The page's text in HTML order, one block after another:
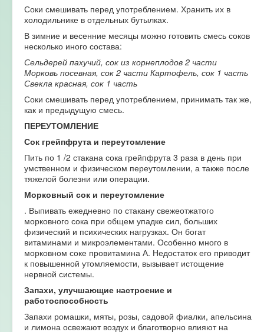
Соки смешивать перед употреблением. Хранить их в
холодильнике в отдельных бутылках.
В зимние и весенние месяцы можно готовить смесь соков
несколько иного состава:
Сельдерей пахучий, сок из корнеплодов 2 части
Морковь посевная, сок 2 части Картофель, сок 1 часть
Свекла красная, сок 1 часть
Соки смешивать перед употреблением, принимать так же,
как и предыдущую смесь.
ПЕРЕУТОМЛЕНИЕ
Сок грейпфрута и переутомление
Пить по 1 /2 стакана сока грейпфрута 3 раза в день при
умственном и физическом переутомлении, а также после
тяжелой болезни или операции.
Морковный сок и переутомление
. Выпивать ежедневно по стакану свежеотжатого
морковного сока при общем упадке сил, больших
физический и психических нагрузках. Он богат
витаминами и микроэлементами. Особенно много в
морковном соке провитамина А. Недостаток его приводит
к повышенной утомляемости, вызывает истощение
нервной системы.
Запахи, улучшающие настроение и
работоспособность
Запахи ромашки, мяты, розы, садовой фиалки, апельсина
и лимона освежают воздух и благотворно влияют на